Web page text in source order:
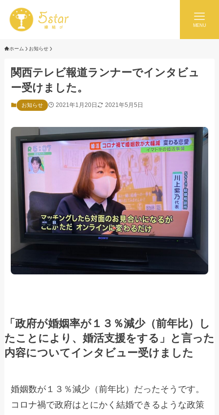
MENU
ホーム お知らせ
関西テレビ報道ランナーでインタビュ
ー受けました。
お知らせ 2021年1月20日 2021年5月5日
「政府が婚姻率が１３％減少（前年比）し
たことにより、婚活支援をする」と言った
内容についてインタビュー受けました
婚姻数が１３％減少（前年比）だったそうです。
コロナ禍で政府はとにかく結婚できるような政策